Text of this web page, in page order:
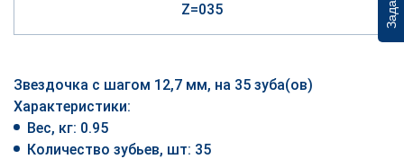
Звездочка с шагом 12,7 мм, на 35 зуба(ов)
Характеристики:
Вес, кг: 0.95
Количество зубьев, шт: 35